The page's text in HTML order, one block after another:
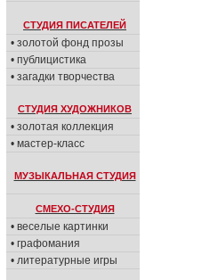
СТУДИЯ ПИСАТЕЛЕЙ
• золотой фонд прозы
• публицистика
• загадки творчества
СТУДИЯ ХУДОЖНИКОВ
• золотая коллекция
• мастер-класс
МУЗЫКАЛЬНАЯ СТУДИЯ
СМЕХО-СТУДИЯ
• веселые картинки
• графомания
• литературные игры